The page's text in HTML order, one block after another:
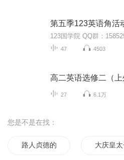
第五季123英语角活
47 4503
高二英语选修二（上
27 6.1万
您是不是在找：
路人贞德的养成方案 大庆皇